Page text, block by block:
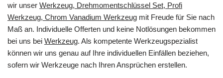
wir unser Werkzeug, Drehmomentschlüssel Set, Profi
Werkzeug, Chrom Vanadium Werkzeug mit Freude für Sie nach
Maß an. Individuelle Offerten und keine Notlösungen bekommen
bei uns bei Werkzeug. Als kompetente Werkzeugspezialist
können wir uns genau auf Ihre individuellen Einfällen beziehen,
sofern wir Werkzeuge nach Ihren Ansprüchen erstellen.